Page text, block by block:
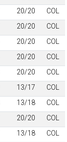
20/20
COL
20/20
COL
20/20
COL
20/20
COL
20/20
COL
13/17
COL
13/18
COL
20/20
COL
13/18
COL